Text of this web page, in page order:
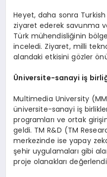
Heyet, daha sonra
ziyaret ederek savunma
Türk mühendisliğinin
inceledi. Ziyaret, milli
alandaki etkisini gözler
Üniversite-sanayi iş
Multimedia University
üniversite-sanayi iş
programları ve ortak
geldi. TM R&D (TM
merkezinde ise yapay
şehir uygulamaları gibi
proje olanakları